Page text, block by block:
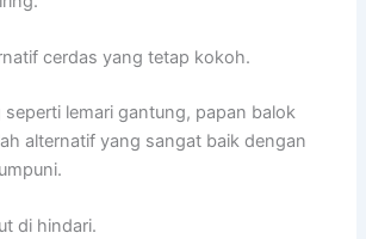
cerdas yang tetap kokoh.
seperti lemari gantung, papan balok
alternatif yang sangat baik dengan
di hindari.